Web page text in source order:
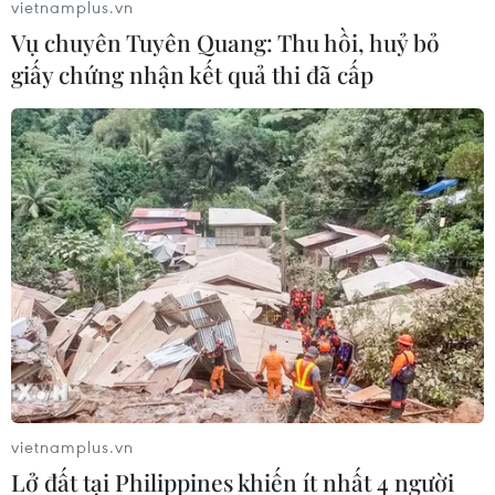
06/08/2026 03:33
Các công viên Disney ghi nhận
doanh thu quý kỷ lục
06/08/2026 03:33
Làm giàu từ cây na ở vùng cao tại
Ninh Bình
06/08/2026 02:50
Mỹ chuẩn bị áp thuế 15% nguyên liệu
then chốt sản xuất pin mặt trời
06/08/2026 02:12
vietnamplus.vn
Vụ chuyên Tuyên Quang: Thu hồi, huỷ bỏ
giấy chứng nhận kết quả thi đã cấp
vietnamplus.vn
Lở đất tại Philippines khiến ít nhất 4 người